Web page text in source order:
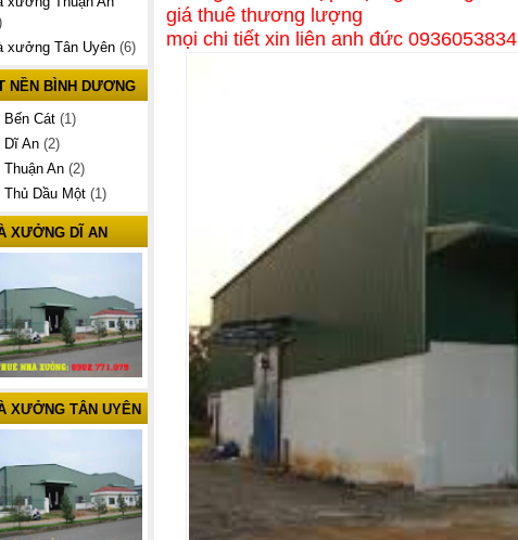
giá thuê thương lượng
mọi chi tiết xin liên anh đức 0936053834
xưởng Tân Uyên (6)
NỀN BÌNH DƯƠNG
Cát (1)
Dĩ An (2)
An (2)
Dầu Một (1)
XƯỞNG DĨ AN
XƯỞNG TÂN UYÊN